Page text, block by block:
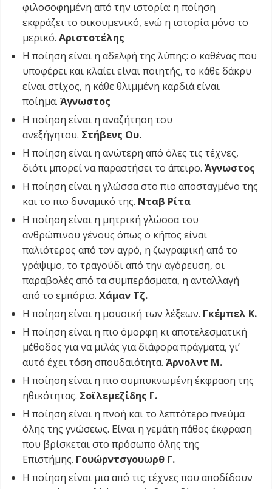
φιλοσοφημένη από την ιστορία: η ποίηση
εκφράζει το οικουμενικό, ενώ η ιστορία μόνο το
μερικό.Αριστοτέλης
Η ποίηση είναι η αδελφή της λύπης: ο καθένας που
υποφέρει και κλαίει είναι ποιητής, το κάθε δάκρυ
είναι στίχος, η κάθε θλιμμένη καρδιά είναι
ποίημα.Άγνωστος
Η ποίηση είναι η αναζήτηση του
ανεξήγητου. Στήβενς Ου.
Η ποίηση είναι η ανώτερη από όλες τις τέχνες,
διότι μπορεί να παραστήσει το άπειρο.Άγνωστος
Η ποίηση είναι η γλώσσα στο πιο αποσταγμένο της
και το πιο δυναμικό της. Νταβ Ρίτα
Η ποίηση είναι η μητρική γλώσσα του
ανθρώπινου γένους όπως ο κήπος είναι
παλιότερος από τον αγρό, η ζωγραφική από το
γράψιμο, το τραγούδι από την αγόρευση, οι
παραβολές από τα συμπεράσματα, η ανταλλαγή
από το εμπόριο.Χάμαν Τζ.
Η ποίηση είναι η μουσική των λέξεων. Γκέμπελ Κ.
Η ποίηση είναι η πιο όμορφη κι αποτελεσματική
μέθοδος για να μιλάς για διάφορα πράγματα, γι’
αυτό έχει τόση σπουδαιότητα.Άρνολντ Μ.
Η ποίηση είναι η πιο συμπυκνωμένη έκφραση της
ηθικότητας. Σοϊλεμεζίδης Γ.
Η ποίηση είναι η πνοή και το λεπτότερο πνεύμα
όλης της γνώσεως. Είναι η γεμάτη πάθος έκφραση
που βρίσκεται στο πρόσωπο όλης της
Επιστήμης. Γουώρντσγουωρθ Γ.
Η ποίηση είναι μια από τις τέχνες που αποδίδουν